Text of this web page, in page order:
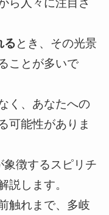
ら人々に注目さ
るとき、その光景
ことが多いで
く、あなたへの
可能性がありま
徴するスピリチ
説します。
触れまで、多岐